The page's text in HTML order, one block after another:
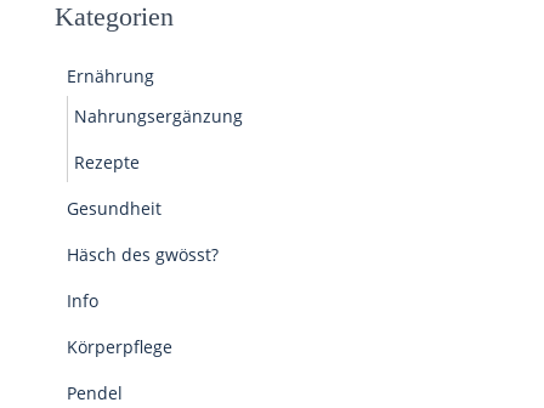
Kategorien
Ernährung
Nahrungsergänzung
Rezepte
Gesundheit
Häsch des gwösst?
Info
Körperpflege
Pendel